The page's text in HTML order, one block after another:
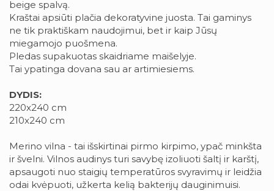
beige spalvą.
Kraštai apsiūti plačia dekoratyvine juosta. Tai gaminys
ne tik praktiškam naudojimui, bet ir kaip Jūsų
miegamojo puošmena.
Pledas supakuotas skaidriame maišelyje.
Tai ypatinga dovana sau ar artimiesiems.
DYDIS:
220x240 cm
210x240 cm
Merino vilna - tai išskirtinai pirmo kirpimo, ypač minkšta
ir švelni. Vilnos audinys turi savybę izoliuoti šaltį ir karštį,
apsaugoti nuo staigių temperatūros svyravimų ir leidžia
odai kvėpuoti, užkerta kelią bakterijų dauginimuisi.